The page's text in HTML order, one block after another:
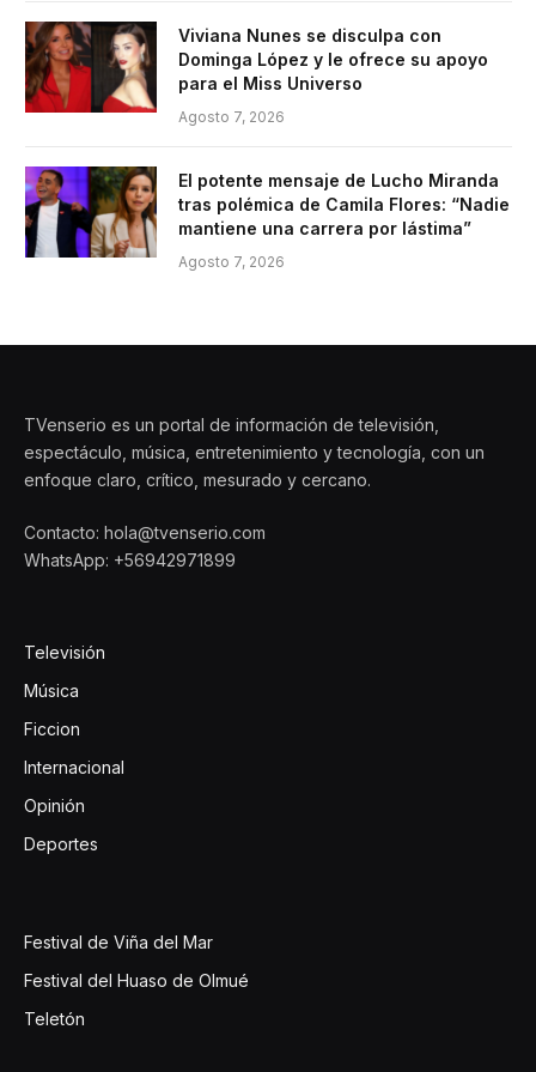
Viviana Nunes se disculpa con
Dominga López y le ofrece su apoyo
para el Miss Universo
Agosto 7, 2026
El potente mensaje de Lucho Miranda
tras polémica de Camila Flores: “Nadie
mantiene una carrera por lástima”
Agosto 7, 2026
TVenserio es un portal de información de televisión,
espectáculo, música, entretenimiento y tecnología, con un
enfoque claro, crítico, mesurado y cercano.
Contacto: hola@tvenserio.com
WhatsApp: +56942971899
Televisión
Música
Ficcion
Internacional
Opinión
Deportes
Festival de Viña del Mar
Festival del Huaso de Olmué
Teletón